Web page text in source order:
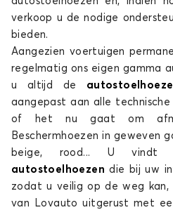
verkoop u de nodige
bieden.
Aangezien voertuigen
regelmatig ons eigen gamma
u altijd de
aangepast aan alle
of het nu gaat om
Beschermhoezen in geweven
beige, rood... U vindt
autostoelhoezendie bij uw
zodat u veilig op de weg kan,
van Lovauto uitgerust met